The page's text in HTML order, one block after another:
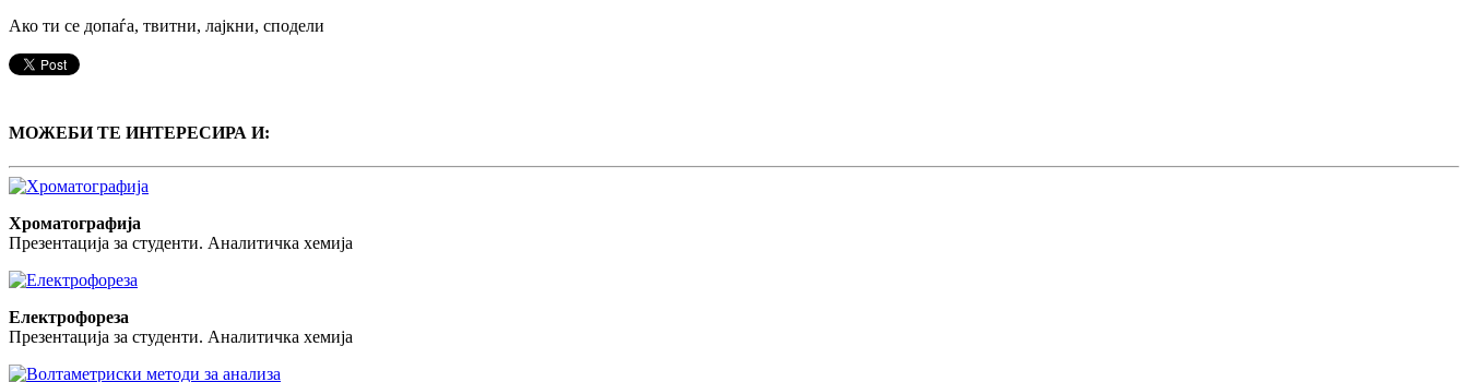
Ако ти се допаѓа, твитни, лајкни, сподели
МОЖЕБИ ТЕ ИНТЕРЕСИРА И:
Хроматографија
Презентација за студенти. Аналитичка хемија
Електрофореза
Презентација за студенти. Аналитичка хемија